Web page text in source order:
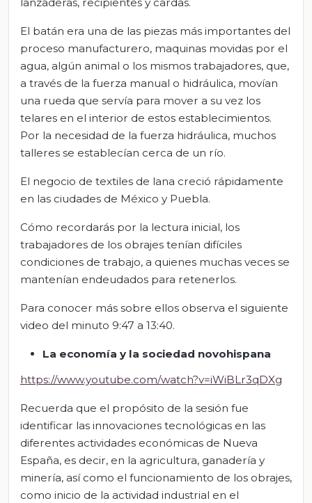
El batán era una de las piezas más importantes del
proceso manufacturero, maquinas movidas por el
agua, algún animal o los mismos trabajadores, que,
a través de la fuerza manual o hidráulica, movían
una rueda que servía para mover a su vez los
telares en el interior de estos establecimientos.
Por la necesidad de la fuerza hidráulica, muchos
talleres se establecían cerca de un río.
El negocio de textiles de lana creció rápidamente
en las ciudades de México y Puebla.
Cómo recordarás por la lectura inicial, los
trabajadores de los obrajes tenían difíciles
condiciones de trabajo, a quienes muchas veces se
mantenían endeudados para retenerlos.
Para conocer más sobre ellos observa el siguiente
video del minuto 9:47 a 13:40.
La economía y la sociedad novohispana
https://www.youtube.com/watch?v=iWiBLr3qDXg
Recuerda que el propósito de la sesión fue
identificar las innovaciones tecnológicas en las
diferentes actividades económicas de Nueva
España, es decir, en la agricultura, ganadería y
minería, así como el funcionamiento de los obrajes,
como inicio de la actividad industrial en el